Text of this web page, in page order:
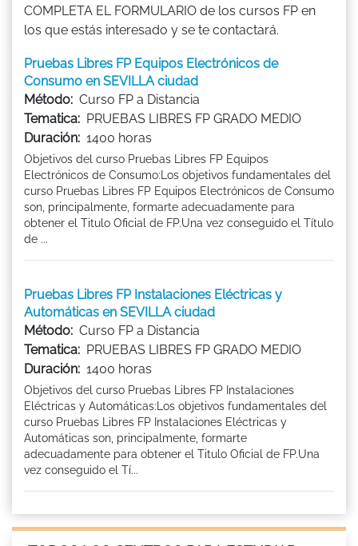
COMPLETA EL FORMULARIO de los cursos FP en
los que estás interesado y se te contactará.
Pruebas Libres FP Equipos Electrónicos de
Consumo en SEVILLA ciudad
Método: Curso FP a Distancia
Tematica: PRUEBAS LIBRES FP GRADO MEDIO
Duración: 1400 horas
Objetivos del curso Pruebas Libres FP Equipos
Electrónicos de Consumo:Los objetivos fundamentales del
curso Pruebas Libres FP Equipos Electrónicos de Consumo
son, principalmente, formarte adecuadamente para
obtener el Titulo Oficial de FP.Una vez conseguido el Título
de ...
Pruebas Libres FP Instalaciones Eléctricas y
Automáticas en SEVILLA ciudad
Método: Curso FP a Distancia
Tematica: PRUEBAS LIBRES FP GRADO MEDIO
Duración: 1400 horas
Objetivos del curso Pruebas Libres FP Instalaciones
Eléctricas y Automáticas:Los objetivos fundamentales del
curso Pruebas Libres FP Instalaciones Eléctricas y
Automáticas son, principalmente, formarte
adecuadamente para obtener el Titulo Oficial de FP.Una
vez conseguido el Tí...